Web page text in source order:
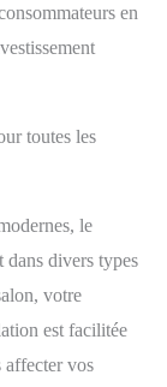
par notre
idéal
miroirs
robustes
quelle
à
en
toutes les
le
divers types
votre
est facilitée
affecter vos